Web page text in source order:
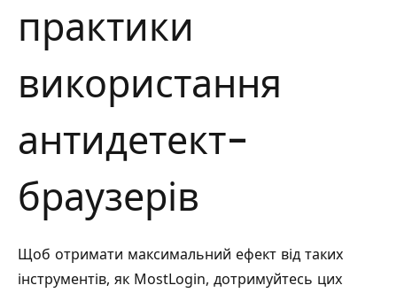
практики
використання
антидетект-
браузерів
Щоб отримати максимальний ефект від таких
інструментів, як MostLogin, дотримуйтесь цих